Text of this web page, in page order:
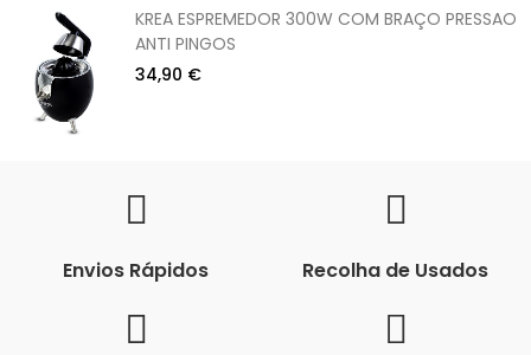
KREA ESPREMEDOR 300W COM BRAÇO PRESSAO
ANTI PINGOS
34,90 €
Envios Rápidos Recolha de Usados